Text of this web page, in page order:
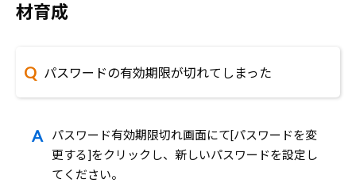
材育成
パスワードの有効期限が切れてしまった
パスワード有効期限切れ画面にて[パスワードを変
更する]をクリックし、新しいパスワードを設定し
てください。